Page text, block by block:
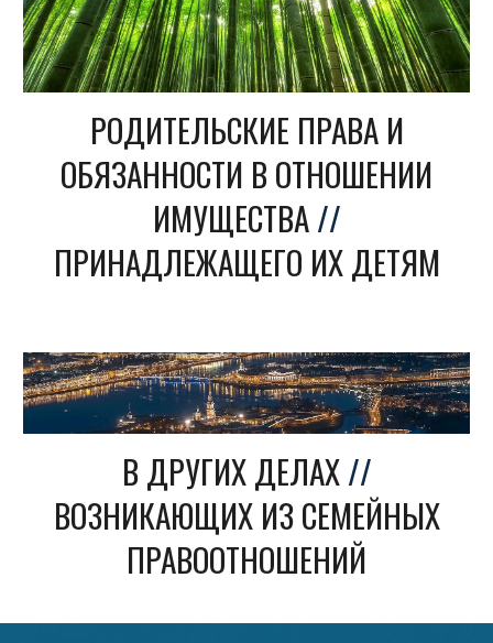
РОДИТЕЛЬСКИЕ ПРАВА И
ОБЯЗАННОСТИ В ОТНОШЕНИИ
ИМУЩЕСТВА//
ПРИНАДЛЕЖАЩЕГО ИХ ДЕТЯМ
В ДРУГИХ ДЕЛАХ//
ВОЗНИКАЮЩИХ ИЗ СЕМЕЙНЫХ
ПРАВООТНОШЕНИЙ